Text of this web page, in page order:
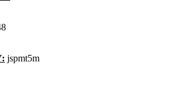
jspmt5m